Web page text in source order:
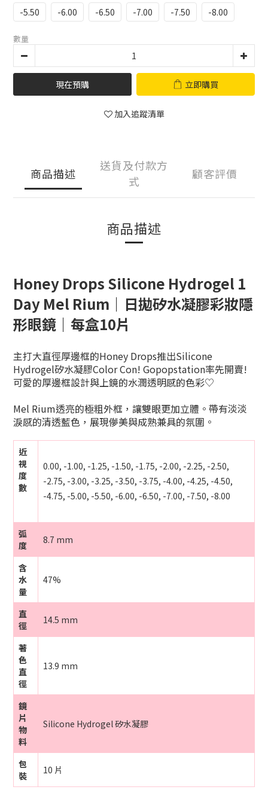
-5.50
-6.00 -6.50 -7.00 -7.50 -8.00
數量
現在預購 立即購買
加入追蹤清單
商品描述
送貨及付款方
式
顧客評價
商品描述
Honey Drops Silicone Hydrogel 1
Day Mel Rium｜日拋矽水凝膠彩妝隱
形眼鏡｜每盒10片
主打大直徑厚邊框的Honey Drops推出Silicone
Hydrogel矽水凝膠Color Con! Gopopstation率先開賣!
可愛的厚邊框設計與上鏡的水潤透明感的色彩♡
Mel Rium透亮的極粗外框，讓雙眼更加立體。帶有淡淡
淚感的清透藍色，展現儚美與成熟兼具的氛圍。
近
視
度
數
0.00, -1.00, -1.25, -1.50, -1.75, -2.00, -2.25, -2.50,
-2.75, -3.00, -3.25, -3.50, -3.75, -4.00, -4.25, -4.50,
-4.75, -5.00, -5.50, -6.00, -6.50, -7.00, -7.50, -8.00
弧
度
8.7 mm
含
水
量
47%
直
徑
14.5 mm
著
色
直
徑
13.9 mm
鏡
片
物
料
Silicone Hydrogel 矽水凝膠
包
裝
10 片